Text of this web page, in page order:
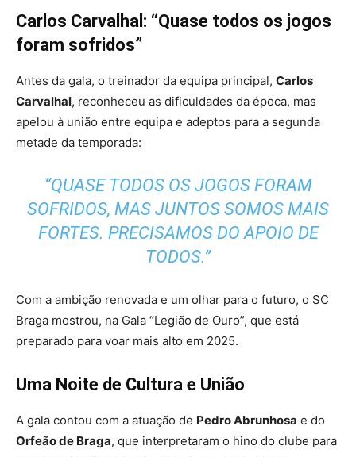
Carlos Carvalhal: “Quase todos os jogos
foram sofridos”
Antes da gala, o treinador da equipa principal, Carlos
Carvalhal, reconheceu as dificuldades da época, mas
apelou à união entre equipa e adeptos para a segunda
metade da temporada:
“QUASE TODOS OS JOGOS FORAM
SOFRIDOS, MAS JUNTOS SOMOS MAIS
FORTES. PRECISAMOS DO APOIO DE
TODOS.”
Com a ambição renovada e um olhar para o futuro, o SC
Braga mostrou, na Gala “Legião de Ouro”, que está
preparado para voar mais alto em 2025.
Uma Noite de Cultura e União
A gala contou com a atuação de Pedro Abrunhosa e do
Orfeão de Braga, que interpretaram o hino do clube para